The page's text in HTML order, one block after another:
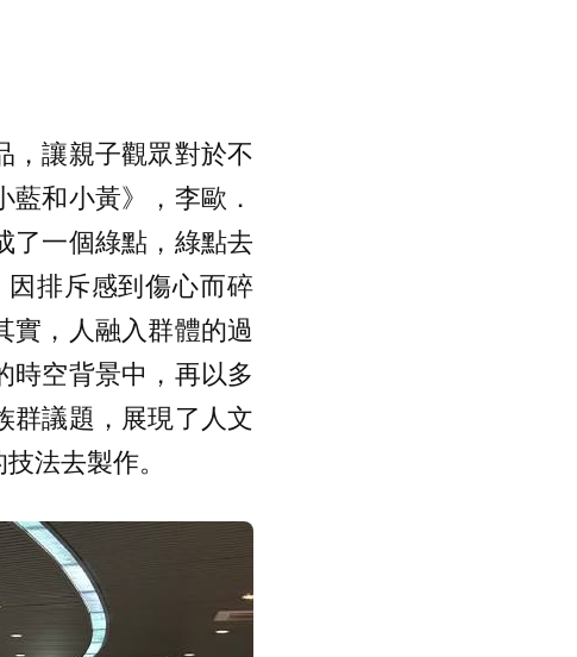
，讓親子觀眾對於不
和小黃》，李歐．
了一個綠點，綠點去
排斥感到傷心而碎
實，人融入群體的過
時空背景中，再以多
群議題，展現了人文
法去製作。